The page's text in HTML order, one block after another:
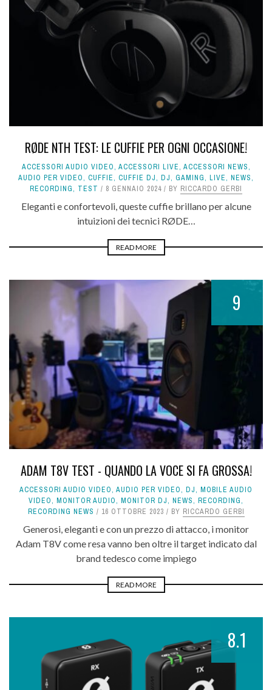
RØDE NTH TEST: LE CUFFIE PER OGNI OCCASIONE!
ACCESSORI AUDIO VIDEO, ACCESSORI LIVE, ACCESSORI NEWS,
AUDIO PER VIDEO, CUFFIE, CUFFIE DJ, DJ, GAMING, LIVE, NEWS,
RECORDING, TEST 8 GENNAIO 2024 BY RICCARDO GERBI
Eleganti e confortevoli, queste cuffie brillano per alcune
intuizioni dei tecnici RØDE…
READ MORE
9
ADAM T8V TEST - QUANDO LA VOCE SI FA GROSSA!
ACCESSORI AUDIO VIDEO, AUDIO PER VIDEO, DJ, MOBILE AUDIO
VIDEO, MONITOR AUDIO, MONITOR DJ, NEWS, RECORDING,
RECORDING NEWS
16 OTTOBRE 2023 BY RICCARDO GERBI
Generosi, eleganti e con un prezzo di attacco, i monitor
Adam T8V come resa vanno ben oltre il target indicato dal
brand tedesco come impiego
READ MORE
8.1